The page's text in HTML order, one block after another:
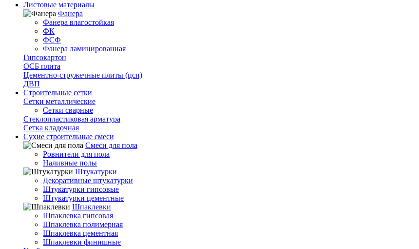
Листовые материалы
Фанера
Фанера влагостойкая
ФК
ФСФ
Фанера ламинированная
Гипсокартон
ОСБ плита
Цементно-стружечные плиты (цсп)
ДВП
Строительные сетки
Сетки металлические
Сетки сварные
Стеклопластиковая арматура
Сетка кладочная
Сухие строительные смеси
Смеси для пола
Ровнители для пола
Наливные полы
Штукатурки
Декоративные штукатурки
Штукатурки гипсовые
Штукатурки цементные
Шпаклевки
Шпаклевка гипсовая
Шпаклевка полимерная
Шпаклевка цементная
Шпаклевки финишные